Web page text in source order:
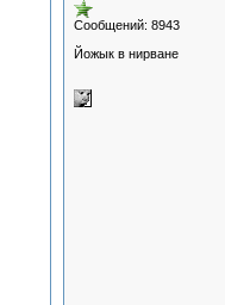
Сообщений: 8943
Йожык в нирване